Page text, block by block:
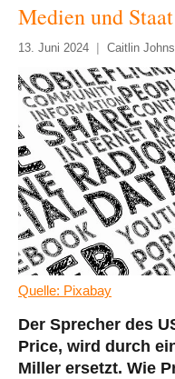
Medien und
13. Juni 2024 Caitlin
Quelle: Pixabay
Der Sprecher des
Price, wird durch
Miller ersetzt. Wie